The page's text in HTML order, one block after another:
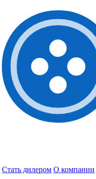
Стать дилером О компании